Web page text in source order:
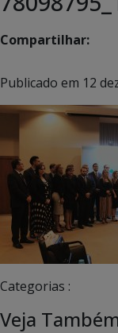
Compartilhar:
Publicado em 12
Categorias :
Veja